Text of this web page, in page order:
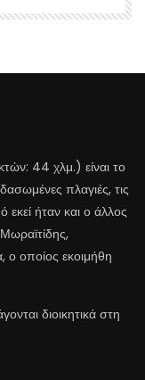
44 χλμ.) είναι το
πλαγιές, τις
ήταν και ο άλλος
ο οποίος εκοιμήθη
διοικητικά στη